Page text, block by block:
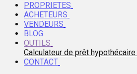
PROPRIETES
ACHETEURS
VENDEURS
BLOG
OUTILS
Calculateur de prêt hypothécaire
CONTACT